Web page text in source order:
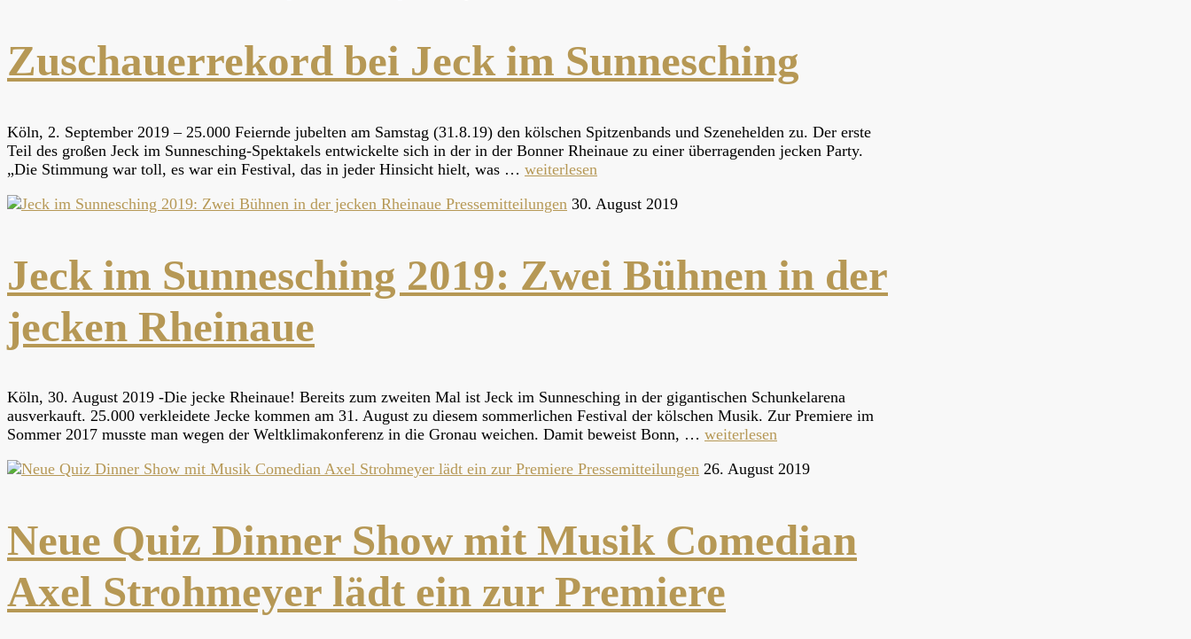
Zuschauerrekord bei Jeck im Sunnesching
Köln, 2. September 2019 – 25.000 Feiernde jubelten am Samstag (31.8.19) den kölschen Spitzenbands und Szenehelden zu. Der erste
Teil des großen Jeck im Sunnesching-Spektakels entwickelte sich in der in der Bonner Rheinaue zu einer überragenden jecken Party.
„Die Stimmung war toll, es war ein Festival, das in jeder Hinsicht hielt, was … weiterlesen
Pressemitteilungen 30. August 2019
Jeck im Sunnesching 2019: Zwei Bühnen in der
jecken Rheinaue
Köln, 30. August 2019 -Die jecke Rheinaue! Bereits zum zweiten Mal ist Jeck im Sunnesching in der gigantischen Schunkelarena
ausverkauft. 25.000 verkleidete Jecke kommen am 31. August zu diesem sommerlichen Festival der kölschen Musik. Zur Premiere im
Sommer 2017 musste man wegen der Weltklimakonferenz in die Gronau weichen. Damit beweist Bonn, … weiterlesen
Pressemitteilungen 26. August 2019
Neue Quiz Dinner Show mit Musik Comedian
Axel Strohmeyer lädt ein zur Premiere